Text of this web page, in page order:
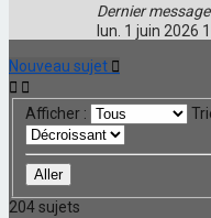
Dernier message
lun. 1 juin 2026
Nouveau sujet
Afficher :
204 sujets